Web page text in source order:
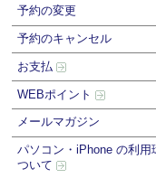
予約の変更
予約のキャンセル
お支払
WEBポイント
メールマガジン
パソコン・iPhone の利用
ついて